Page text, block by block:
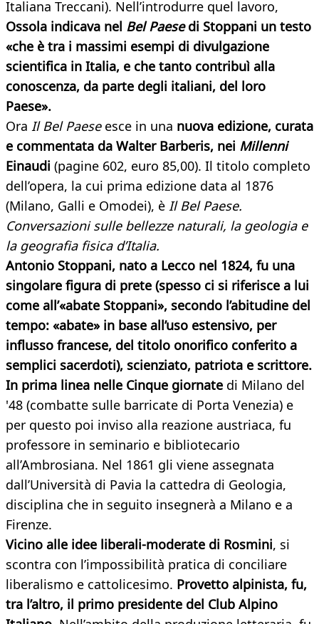
Italiana Treccani). Nell’introdurre quel lavoro,
Ossola indicava nel Bel Paesedi Stoppani un testo
«che è tra i massimi esempi di divulgazione
scientifica in Italia, e che tanto contribuì alla
conoscenza, da parte degli italiani, del loro
Paese».
Ora Il Bel Paeseesce in una nuova edizione, curata
e commentata da Walter Barberis, nei Millenni
Einaudi (pagine 602, euro 85,00). Il titolo completo
dell’opera, la cui prima edizione data al 1876
(Milano, Galli e Omodei), è Il Bel Paese.
Conversazioni sulle bellezze naturali, la geologia e
la geografia fisica d’Italia.
Antonio Stoppani, nato a Lecco nel 1824, fu una
singolare figura di prete (spesso ci si riferisce a lui
come all’«abate Stoppani», secondo l’abitudine del
tempo: «abate» in base all’uso estensivo, per
influsso francese, del titolo onorifico conferito a
semplici sacerdoti), scienziato, patriota e scrittore.
In prima linea nelle Cinque giornate di Milano del
'48 (combatte sulle barricate di Porta Venezia) e
per questo poi inviso alla reazione austriaca, fu
professore in seminario e bibliotecario
all’Ambrosiana. Nel 1861 gli viene assegnata
dall’Università di Pavia la cattedra di Geologia,
disciplina che in seguito insegnerà a Milano e a
Firenze.
Vicino alle idee liberali-moderate di Rosmini, si
scontra con l’impossibilità pratica di conciliare
liberalismo e cattolicesimo. Provetto alpinista, fu,
tra l’altro, il primo presidente del Club Alpino